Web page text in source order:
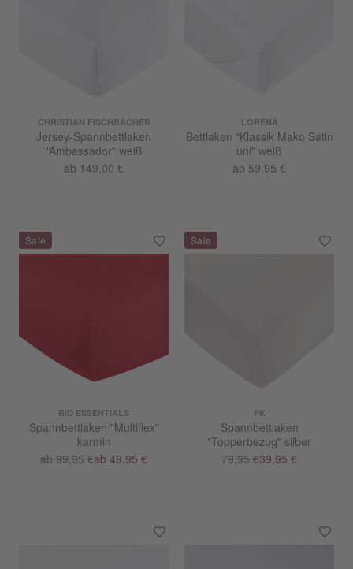
CHRISTIAN FISCHBACHER
Jersey-Spannbettlaken
"Ambassador" weiß
ab 149,00 €
LORENA
Bettlaken "Klassik Mako Satin
uni" weiß
ab 59,95 €
RID ESSENTIALS
Spannbettlaken "Multiflex"
karmin
ab 99,95 €ab 49,95 €
PK
Spannbettlaken
"Topperbezug" silber
79,95 €39,95 €